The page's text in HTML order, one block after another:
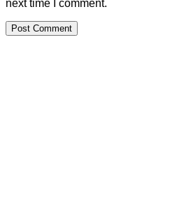
next time I comment.